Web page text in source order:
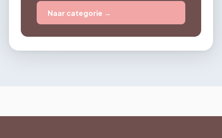
Naar categorie →